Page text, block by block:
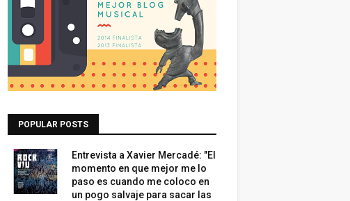
POPULAR POSTS
Entrevista a Xavier Mercadé: "El
momento en que mejor me lo
paso es cuando me coloco en
un pogo salvaje para sacar las